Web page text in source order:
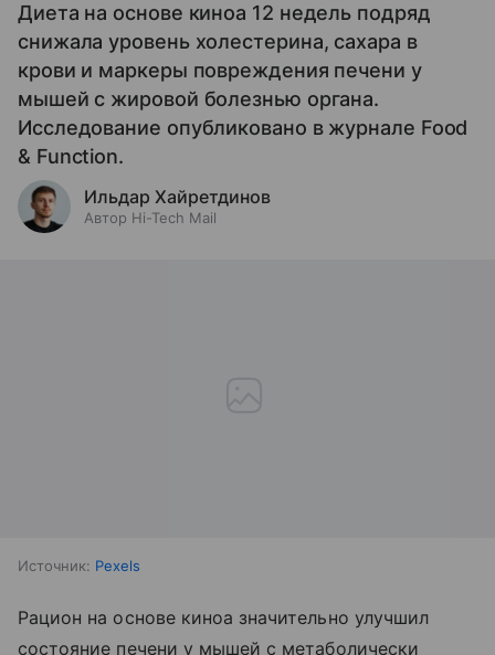
Диета на основе киноа 12 недель подряд
снижала уровень холестерина, сахара в
крови и маркеры повреждения печени у
мышей с жировой болезнью органа.
Исследование опубликовано в журнале Food
& Function.
Ильдар Хайретдинов
Автор Hi-Tech Mail
Источник: Pexels
Рацион на основе киноа значительно улучшил
состояние печени у мышей с метаболически